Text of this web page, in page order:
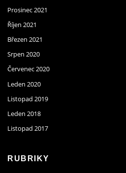
Prosinec 2021
Říjen 2021
Březen 2021
Srpen 2020
Červenec 2020
Leden 2020
Listopad 2019
Leden 2018
Listopad 2017
RUBRIKY